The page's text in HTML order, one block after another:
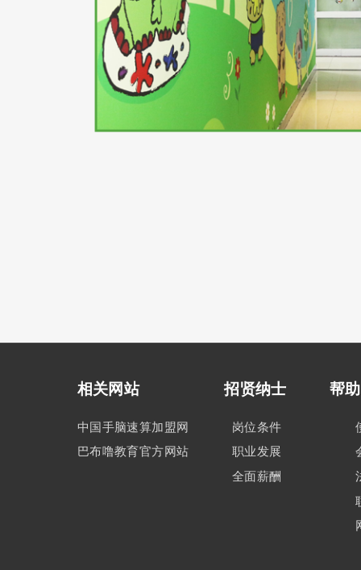
相关网站 招贤纳士 帮助
中国手脑速算加盟网 岗位条件
职业发展
全面薪酬
巴布噜教育官方网站